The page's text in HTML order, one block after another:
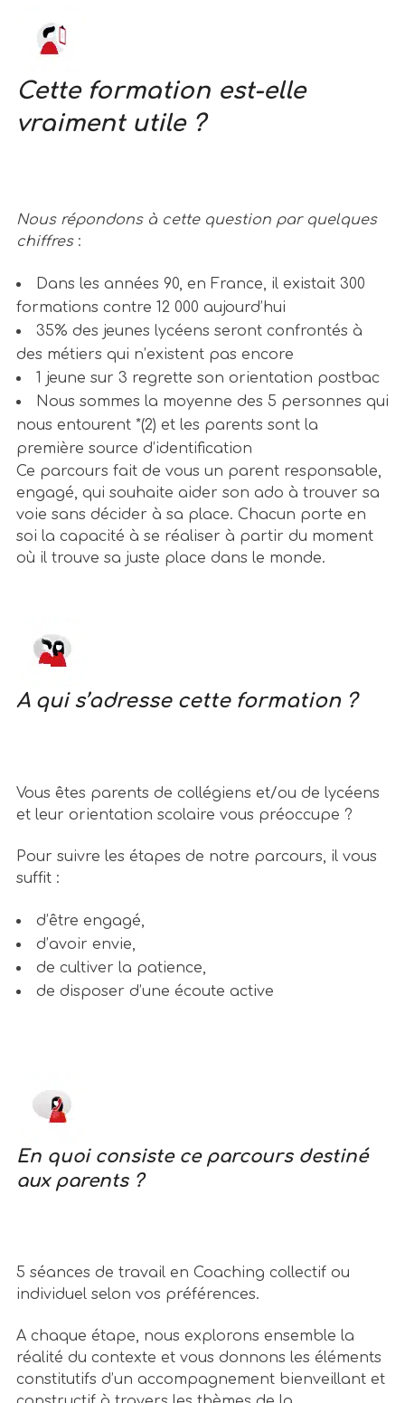
Cette formation est-elle
vraiment utile ?
Nous répondons à cette question par quelques
chiffres:
Dans les années 90, en France, il existait 300
formations contre 12 000 aujourd’hui
35% des jeunes lycéens seront confrontés à
des métiers qui n’existent pas encore
1 jeune sur 3 regrette son orientation postbac
Nous sommes la moyenne des 5 personnes qui
nous entourent *(2) et les parents sont la
première source d’identification
Ce parcours fait de vous un parent responsable,
engagé, qui souhaite aider son ado à trouver sa
voie sans décider à sa place. Chacun porte en
soi la capacité à se réaliser à partir du moment
où il trouve sa juste place dans le monde.
A qui s’adresse cette formation ?
Vous êtes parents de collégiens et/ou de lycéens
et leur orientation scolaire vous préoccupe ?
Pour suivre les étapes de notre parcours, il vous
suffit :
d’être engagé,
d’avoir envie,
de cultiver la patience,
de disposer d’une écoute active
En quoi consiste ce parcours destiné
aux parents ?
5 séances de travail en Coaching collectif ou
individuel selon vos préférences.
A chaque étape, nous explorons ensemble la
réalité du contexte et vous donnons les éléments
constitutifs d’un accompagnement bienveillant et